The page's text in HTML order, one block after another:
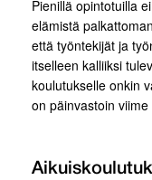
Pienillä opintotuilla
elämistä
että työntekijät ja
itselleen kalliiksi
koulutukselle onkin
on päinvastoin